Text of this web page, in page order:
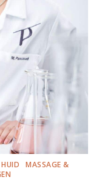
HUID
MASSAGE &